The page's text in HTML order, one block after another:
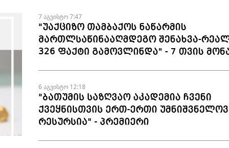
7 აგვისტო 7:47
"უაქციზო თამბაქოს ნაწარმის
მართლსაწინააღმდეგო შენახვა-
326 ფაქტი გამოვლინდა" - 7 თვის
6 აგვისტო 12:18
"ბათუმის საზღვაო აკადემია ჩვენი
ქვეყნისთვის ერთ-ერთი
რესურსია" - პრემიერი